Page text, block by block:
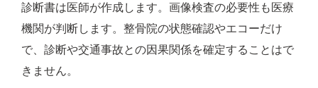
診断書は医師が作成します。画像検査の必要性も医療
機関が判断します。整骨院の状態確認やエコーだけ
で、診断や交通事故との因果関係を確定することはで
きません。